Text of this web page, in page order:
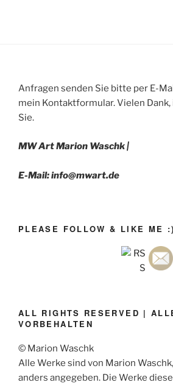
Anfragen senden Sie bitte per E-
mein Kontaktformular. Vielen
Sie.
MW Art Marion Waschk |
E-Mail: info@mwart.de
PLEASE FOLLOW & LIKE ME :)
ALL RIGHTS RESERVED |
VORBEHALTEN
© Marion Waschk
Alle Werke sind von Marion
anders angegeben. Die Werke